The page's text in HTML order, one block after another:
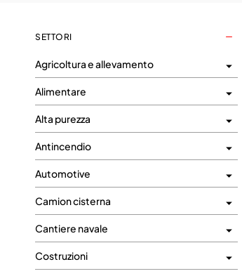
SETTORI
Agricoltura e allevamento
Alimentare
Alta purezza
Antincendio
Automotive
Camion cisterna
Cantiere navale
Costruzioni